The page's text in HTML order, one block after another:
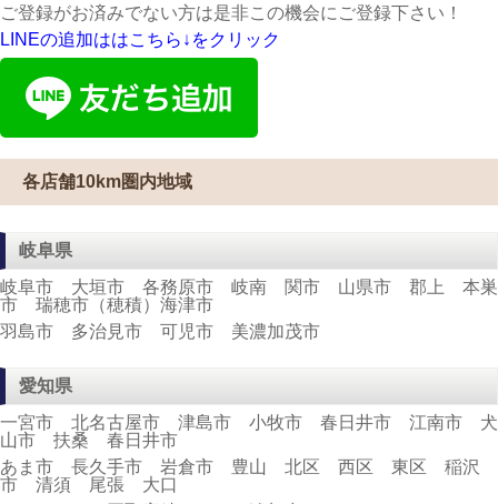
ご登録がお済みでない方は是非この機会にご登録下さい！
LINEの追加ははこちら↓をクリック
各店舗10km圏内地域
岐阜県
岐阜市 大垣市 各務原市 岐南 関市 山県市 郡上 本巣
市 瑞穂市（穂積）海津市
羽島市 多治見市 可児市 美濃加茂市
愛知県
一宮市 北名古屋市 津島市 小牧市 春日井市 江南市 犬
山市 扶桑 春日井市
あま市 長久手市 岩倉市 豊山 北区 西区 東区 稲沢
市 清須 尾張 大口